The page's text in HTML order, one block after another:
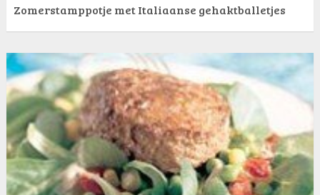
Zomerstamppotje met Italiaanse gehaktballetjes